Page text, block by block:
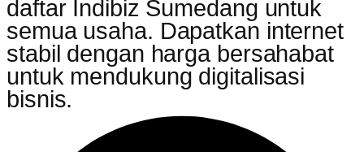
daftar Indibiz Sumedang untuk
semua usaha. Dapatkan internet
stabil dengan harga bersahabat
untuk mendukung digitalisasi
bisnis.